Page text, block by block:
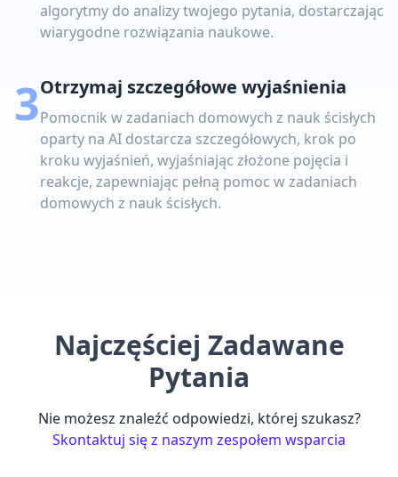
algorytmy do analizy twojego pytania, dostarczając
wiarygodne rozwiązania naukowe.
3Otrzymaj szczegółowe wyjaśnienia
Pomocnik w zadaniach domowych z nauk ścisłych
oparty na AI dostarcza szczegółowych, krok po
kroku wyjaśnień, wyjaśniając złożone pojęcia i
reakcje, zapewniając pełną pomoc w zadaniach
domowych z nauk ścisłych.
Najczęściej Zadawane
Pytania
Nie możesz znaleźć odpowiedzi, której szukasz?
Skontaktuj się z naszym zespołem wsparcia